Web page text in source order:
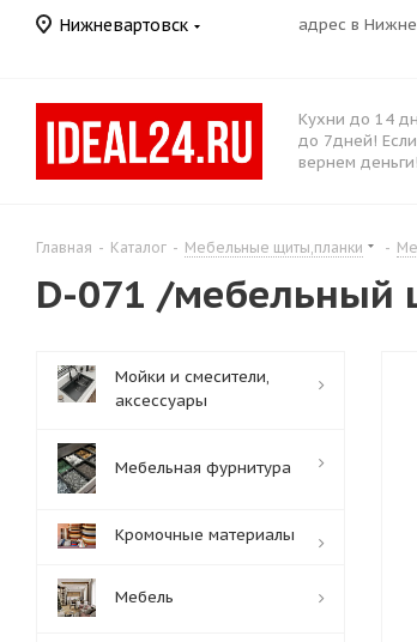
Нижневартовск адрес в
Кухни до 14
до 7дней!
вернем деньги!
Главная - Каталог - Мебельные щиты,планки -
D-071 /мебельный
Мойки и смесители,
аксессуары
Мебельная фурнитура
Кромочные материалы
Мебель